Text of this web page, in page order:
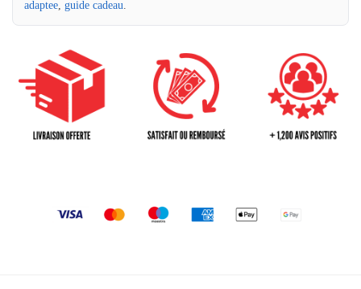
adaptee guide cadeau